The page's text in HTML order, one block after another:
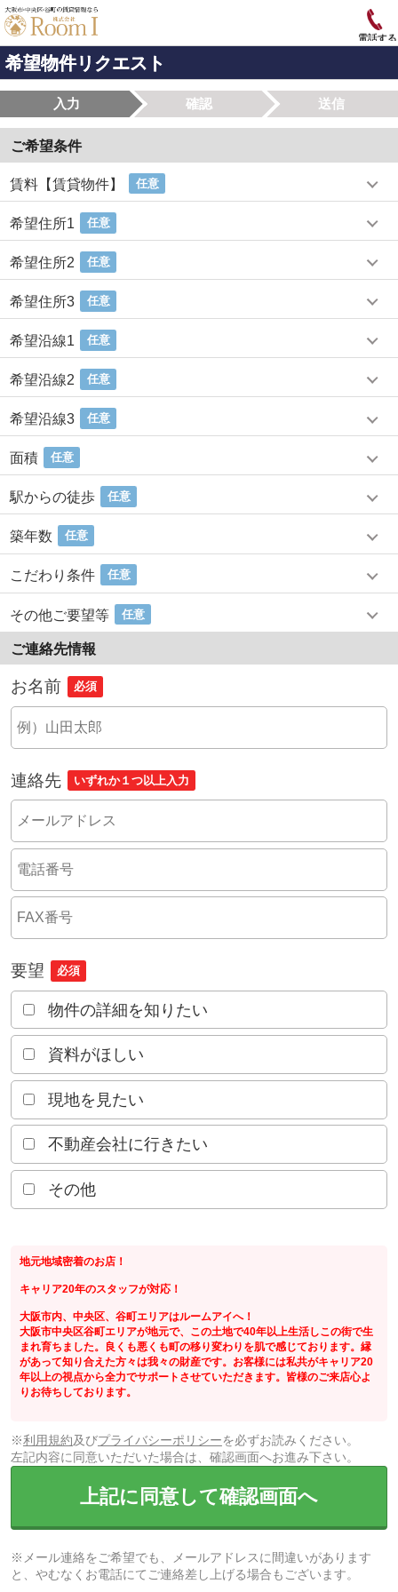
電話する
希望物件リクエスト
入力 確認 送信
ご希望条件
賃料【賃貸物件】 任意
希望住所1 任意
希望住所2 任意
希望住所3 任意
希望沿線1 任意
希望沿線2 任意
希望沿線3 任意
面積 任意
駅からの徒歩 任意
築年数 任意
こだわり条件 任意
その他ご要望等 任意
ご連絡先情報
お名前 必須
連絡先 いずれか１つ以上入力
要望 必須
物件の詳細を知りたい
資料がほしい
現地を見たい
不動産会社に行きたい
その他
地元地域密着のお店！
キャリア20年のスタッフが対応！
大阪市内、中央区、谷町エリアはルームアイへ！
大阪市中央区谷町エリアが地元で、この土地で40年以上生活しこの街で生
まれ育ちました。良くも悪くも町の移り変わりを肌で感じております。縁
があって知り合えた方々は我々の財産です。お客様には私共がキャリア20
年以上の視点から全力でサポートさせていただきます。皆様のご来店心よ
りお待ちしております。
※利用規約及びプライバシーポリシーを必ずお読みください。
左記内容に同意いただいた場合は、確認画面へお進み下さい。
上記に同意して確認画面へ
※メール連絡をご希望でも、メールアドレスに間違いがあります
と、やむなくお電話にてご連絡差し上げる場合もございます。